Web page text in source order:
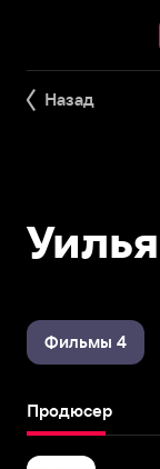
Назад
Фильмы 4
Продюсер